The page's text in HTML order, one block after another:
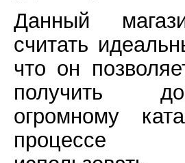
Данный
считать
что он
получить
огромному
процессе